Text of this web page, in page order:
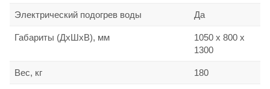
Электрический подогрев воды Да
Габариты (ДхШхВ), мм
1050 х 800 х
1300
Вес, кг 180